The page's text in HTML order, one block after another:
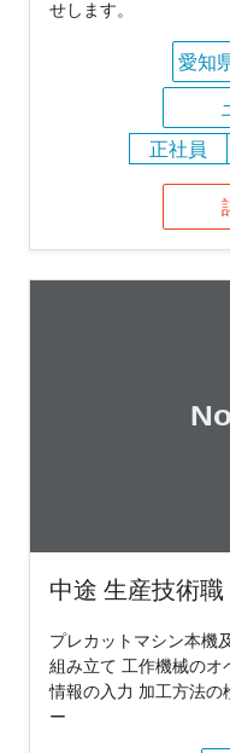
せします。
愛知
正社員
中途 生産技術職
プレカットマシン本機
組み立て 工作機械のオ
情報の入力 加工方法
ー